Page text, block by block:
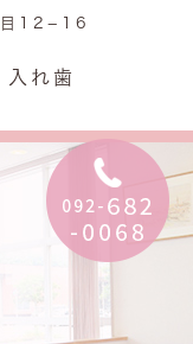
目12−16
入れ歯